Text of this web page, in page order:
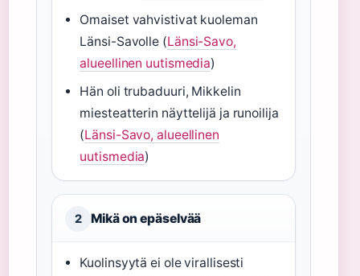
Omaiset vahvistivat kuoleman
Länsi-Savolle (Länsi-Savo,
alueellinen uutismedia)
Hän oli trubaduuri, Mikkelin
miesteatterin näyttelijä ja runoilija
(Länsi-Savo, alueellinen
uutismedia)
2 Mikä on epäselvää
Kuolinsyytä ei ole virallisesti